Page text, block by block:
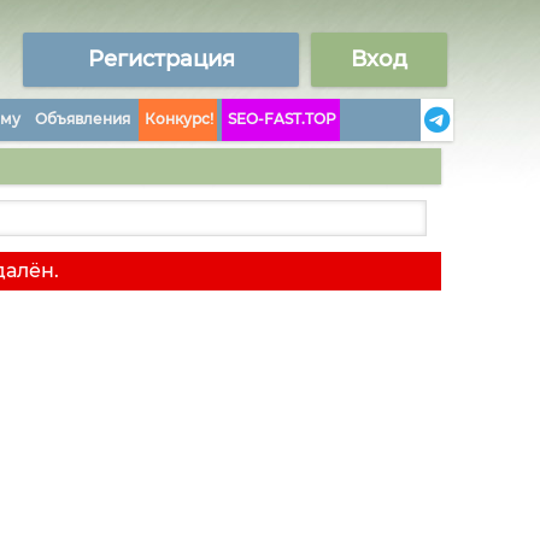
Регистрация Вход
Объявления Конкурс! SEO-FAST.TOP